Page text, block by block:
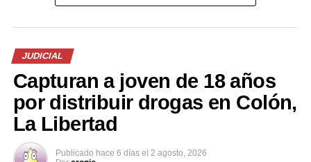
JUDICIAL
Capturan a joven de 18 años
por distribuir drogas en Colón,
La Libertad
Publicado hace 6 días el 2 agosto, 2026